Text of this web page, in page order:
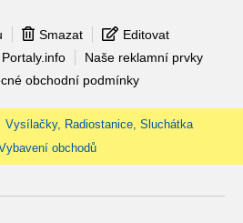
Smazat
Editovat
Naše reklamní prvky
obchodní podmínky
Vysílačky, Radiostanice, Sluchátka
obchodů